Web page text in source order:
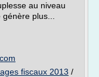
au niveau
plus...
fiscaux 2013 /